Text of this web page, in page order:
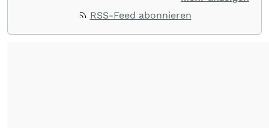
Rohstoffe oder Krypto – die Beiträge sind kurz,
RSS-Feed abonnieren